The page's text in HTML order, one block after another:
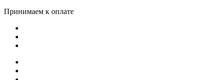
Принимаем к оплате